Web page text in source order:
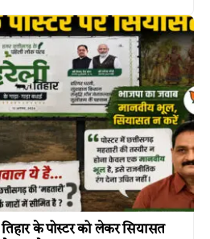
के पोस्टर को लेकर सियासत